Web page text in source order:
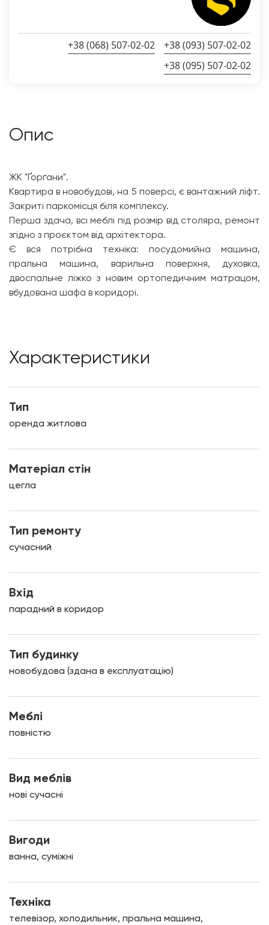
+38 (068) 507-02-02
+38 (093) 507-02-02
+38 (095) 507-02-02
Опис
ЖК "Ґорґани".
Квартира в новобудові, на 5 поверсі, є вантажний ліфт.
Закриті паркомісця біля комплексу.
Перша здача, всі меблі під розмір від столяра, ремонт
згідно з проєктом від архітектора.
Є вся потрібна техніка: посудомийна машина,
пральна машина, варильна поверхня, духовка,
двоспальне ліжко з новим ортопедичним матрацом,
вбудована шафа в коридорі.
Характеристики
Тип
оренда житлова
Матеріал стін
цегла
Тип ремонту
сучасний
Вхід
парадний в коридор
Тип будинку
новобудова (здана в експлуатацію)
Меблі
повністю
Вид меблів
нові сучасні
Вигоди
ванна, суміжні
Техніка
телевізор, холодильник, пральна машина,